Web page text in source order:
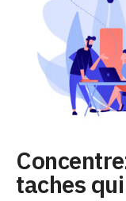
taches